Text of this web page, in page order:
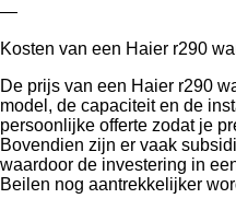
—
Kosten van een Haier r290
De prijs van een Haier r290
model, de capaciteit en de
persoonlijke offerte zodat je
Bovendien zijn er vaak
waardoor de investering in
Beilen nog aantrekkelijker